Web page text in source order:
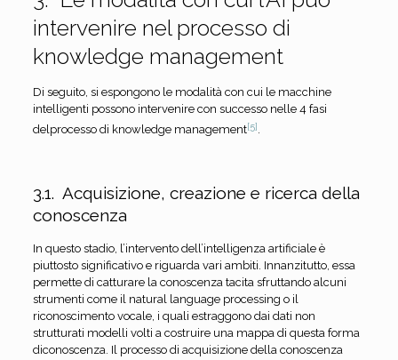
intervenire nel processo di
knowledge management
Di seguito, si espongono le modalità con cui le macchine
intelligenti possono intervenire con successo nelle 4 fasi
delprocesso di knowledge management[5].
3.1. Acquisizione, creazione e ricerca della
conoscenza
In questo stadio, l’intervento dell’intelligenza artificiale è
piuttosto significativo e riguarda vari ambiti. Innanzitutto, essa
permette di catturare la conoscenza tacita sfruttando alcuni
strumenti come il natural language processing o il
riconoscimento vocale, i quali estraggono dai dati non
strutturati modelli volti a costruire una mappa di questa forma
diconoscenza. Il processo di acquisizione della conoscenza